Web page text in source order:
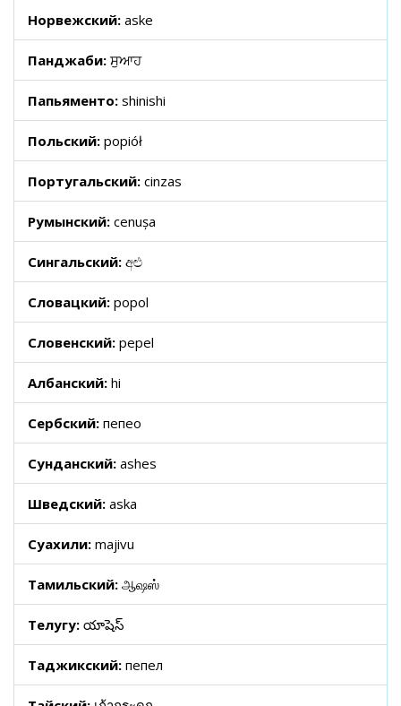
Норвежский: aske
Панджаби: ਸੁਆਹ
Папьяменто: shinishi
Польский: popiół
Португальский: cinzas
Румынский: cenușa
Сингальский: අළු
Словацкий: popol
Словенский: pepel
Албанский: hi
Сербский: пепео
Сунданский: ashes
Шведский: aska
Суахили: majivu
Тамильский: ஆஷஸ்
Телугу: యాషెస్
Таджикский: пепел